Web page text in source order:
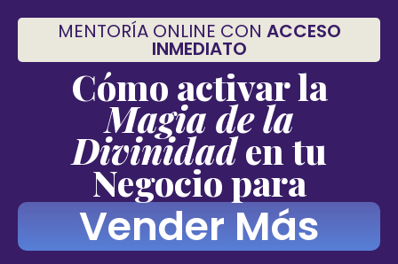
MENTORÍA ONLINE CON ACCESO
INMEDIATO
Cómo activar la
Magia de la
Divinidaden tu
Negocio para
Vender Más